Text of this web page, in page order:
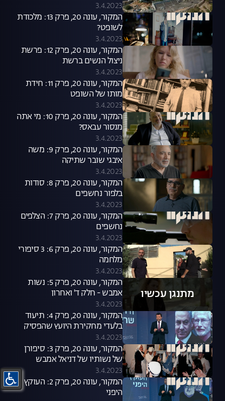
3.4.2023
המקור, עונה 20, פרק 13: מלכודת
לשופט?
3.4.2023
המקור, עונה 20, פרק 12: פרשת
ניצול הנשים ברשת
3.4.2023
המקור, עונה 20, פרק 11: חידת
מותו של השופט
3.4.2023
המקור, עונה 20, פרק 10: מי אתה
מנסור עבאס?
3.4.2023
המקור, עונה 20, פרק 9: משה
איבגי שובר שתיקה
3.4.2023
המקור, עונה 20, פרק 8: סודות
בלפור נחשפים
3.4.2023
המקור, עונה 20, פרק 7: הצלפים
נחשפים
3.4.2023
המקור, עונה 20, פרק 6: 3 סיפורי
מלחמה
3.4.2023
מתנגן עכשיו
המקור, עונה 20, פרק 5: נשות
אמבש - חלק ד' ואחרון
3.4.2023
המקור, עונה 20, פרק 4: תיעוד
בלעדי מחקירת היועץ שהפסיק
להגן על ביבי. התכנית המלאה
3.4.2023
המקור, עונה 20, פרק 3: סיפורן
של נשותיו של דניאל אמבש
3.4.2023
המקור, עונה 20, פרק 2: העוקץ
היפני